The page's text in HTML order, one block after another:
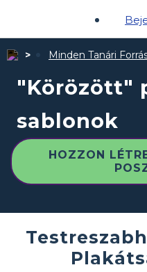
Minden Tanári
"Körözött"
sablonok
HOZZON